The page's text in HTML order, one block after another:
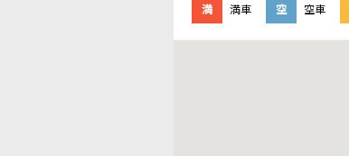
満 満車 空 空車